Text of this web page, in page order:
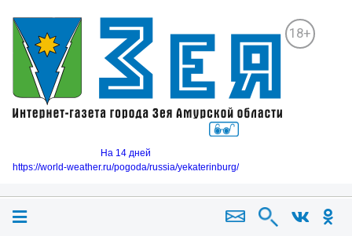
18+
На 14 дней
https://world-weather.ru/pogoda/russia/yekaterinburg/